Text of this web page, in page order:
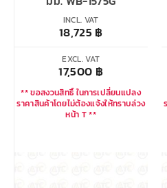
INCL. VAT
18,725฿
EXCL. VAT
17,500 ฿
** ขอสงวนสิทธิ์ ในการเปลี่ยนแปลง
ราคาสินค้าโดยไม่ต้องแจ้งให้ทราบล่วง
หน้า T **